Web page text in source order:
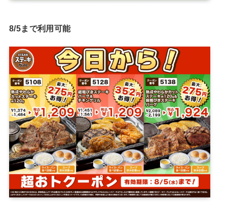
8/5まで利用可能